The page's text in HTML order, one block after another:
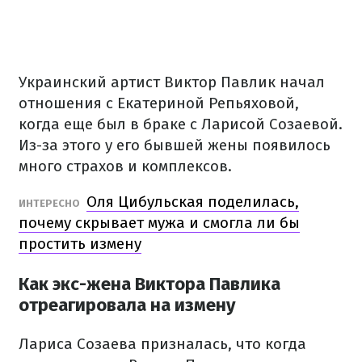
Украинский артист Виктор Павлик начал
отношения с Екатериной Репьяховой,
когда еще был в браке с Ларисой Созаевой.
Из-за этого у его бывшей жены появилось
много страхов и комплексов.
ИНТЕРЕСНО
Оля Цибульская поделилась,
почему скрывает мужа и смогла ли бы
простить измену
Как экс-жена Виктора Павлика
отреагировала на измену
Лариса Созаева призналась, что когда